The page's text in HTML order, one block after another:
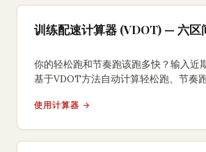
训练配速计算器 (VDOT) — 六区
你的轻松跑和节奏跑该跑多快？输入近
基于VDOT方法自动计算轻松跑、节奏跑
使用计算器 →